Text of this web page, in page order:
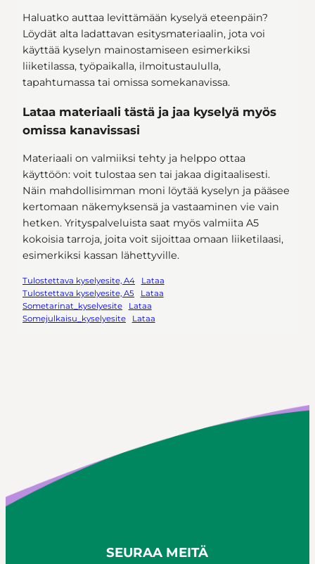
Haluatko auttaa levittämään kyselyä eteenpäin?
Löydät alta ladattavan esitysmateriaalin, jota voi
käyttää kyselyn mainostamiseen esimerkiksi
liiketilassa, työpaikalla, ilmoitustaululla,
tapahtumassa tai omissa somekanavissa.
Lataa materiaali tästä ja jaa kyselyä myös
omissa kanavissasi
Materiaali on valmiiksi tehty ja helppo ottaa
käyttöön: voit tulostaa sen tai jakaa digitaalisesti.
Näin mahdollisimman moni löytää kyselyn ja pääsee
kertomaan näkemyksensä ja vastaaminen vie vain
hetken. Yrityspalveluista saat myös valmiita A5
kokoisia tarroja, joita voit sijoittaa omaan liiketilaasi,
esimerkiksi kassan lähettyville.
Tulostettava kyselyesite, A4
Lataa
Tulostettava kyselyesite, A5
Lataa
Sometarinat_kyselyesite
Lataa
Somejulkaisu_kyselyesite
Lataa
SEURAA MEITÄ